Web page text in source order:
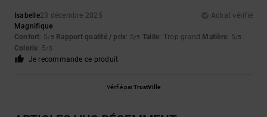
Isabelle23 décembre 2025
Achat vérifié
Magnifique
Confort: 5/5 Rapport qualité / prix: 5/5 Taille: Trop grand Matière: 5/5
Coloris: 5/5
Je recommande ce produit
Vérifié parTrustVille